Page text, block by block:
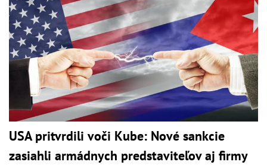
USA pritvrdili voči Kube: Nové sankcie
zasiahli armádnych predstaviteľov aj firmy